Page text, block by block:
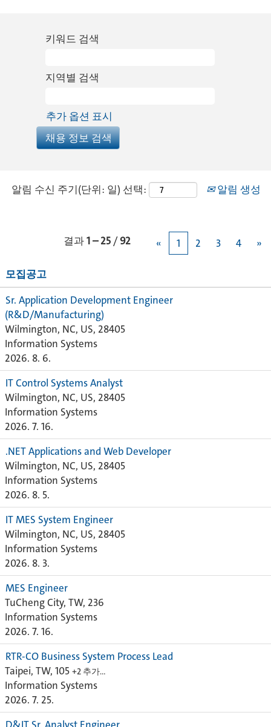
키워드 검색
지역별 검색
추가 옵션 표시
알림 수신 주기(단위: 일) 선택: 알림 생성
결과1 – 25 /92 « 1 2 3 4 »
모집공고
Sr. Application Development Engineer
(R&D/Manufacturing)
Wilmington, NC, US, 28405
Information Systems
2026. 8. 6.
IT Control Systems Analyst
Wilmington, NC, US, 28405
Information Systems
2026. 7. 16.
.NET Applications and Web Developer
Wilmington, NC, US, 28405
Information Systems
2026. 8. 5.
IT MES System Engineer
Wilmington, NC, US, 28405
Information Systems
2026. 8. 3.
MES Engineer
TuCheng City, TW, 236
Information Systems
2026. 7. 16.
RTR-CO Business System Process Lead
Taipei, TW, 105 +2 추가…
Information Systems
2026. 7. 25.